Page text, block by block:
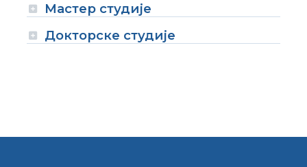
Мастер студије
Докторске студије